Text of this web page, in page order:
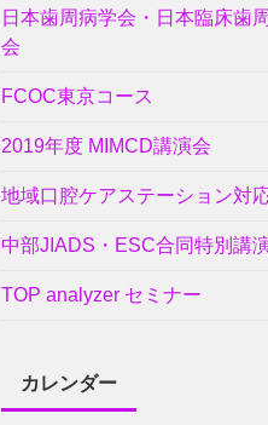
日本歯周病学会・日本臨床歯
会
FCOC東京コース
2019年度 MIMCD講演会
地域口腔ケアステーション対
中部JIADS・ESC合同特別講
TOP analyzer セミナー
カレンダー